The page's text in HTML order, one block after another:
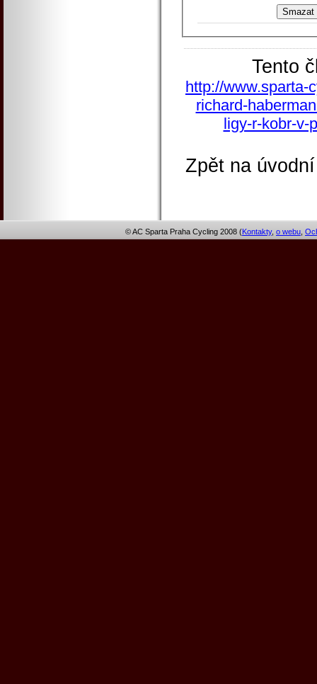
Tento
http://www.sparta-
richard-
ligy-r-kobr-v-
Zpět na
© AC Sparta Praha Cycling 2008 (Kontakty, o webu